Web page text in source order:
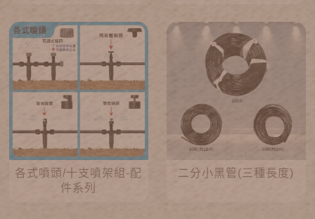
各式噴頭/十支噴架組-配
件系列
二分小黑管(三種長度)